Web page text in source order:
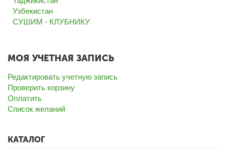
Узбекистан
СУШИМ - КЛУБНИКУ
МОЯ УЧЕТНАЯ ЗАПИСЬ
Редактировать учетную запись
Проверить корзину
Оплатить
Список желаний
КАТАЛОГ